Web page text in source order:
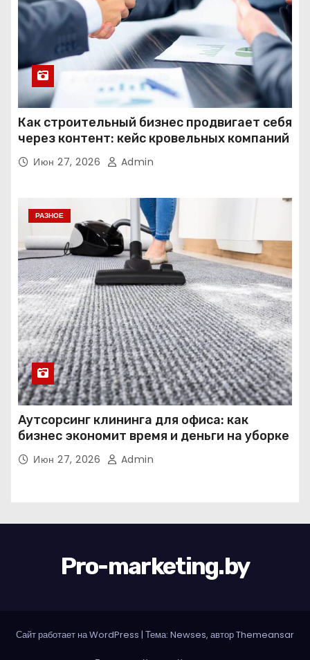
Как строительный бизнес продвигает себя
через контент: кейс кровельных компаний
Июн 27, 2026 Admin
РАЗНОЕ
Аутсорсинг клининга для офиса: как
бизнес экономит время и деньги на уборке
Июн 27, 2026 Admin
Pro-marketing.by
Сайт работает на WordPress | Тема: Newses, авторThemeansar